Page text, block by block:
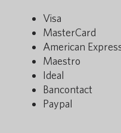
Visa
MasterCard
American
Maestro
Ideal
Bancontact
Paypal